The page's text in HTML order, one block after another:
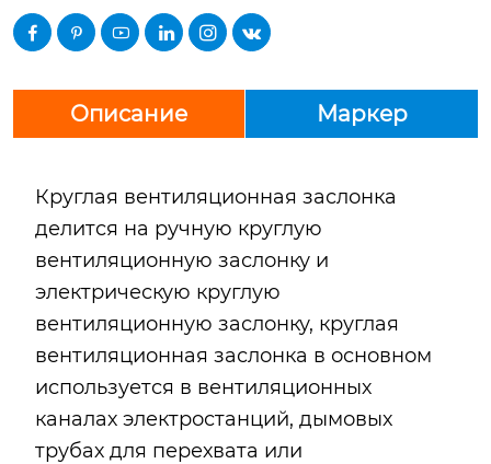
     
Описание Маркер
Круглая вентиляционная заслонка
делится на ручную круглую
вентиляционную заслонку и
электрическую круглую
вентиляционную заслонку, круглая
вентиляционная заслонка в основном
используется в вентиляционных
каналах электростанций, дымовых
трубах для перехвата или